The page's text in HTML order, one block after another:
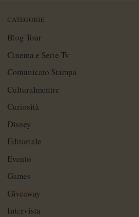
CATEGORIE
Blog Tour
Cinema e Serie Tv
Comunicato Stampa
Culturalmentre
Curiosità
Disney
Editoriale
Evento
Games
Giveaway
Intervista